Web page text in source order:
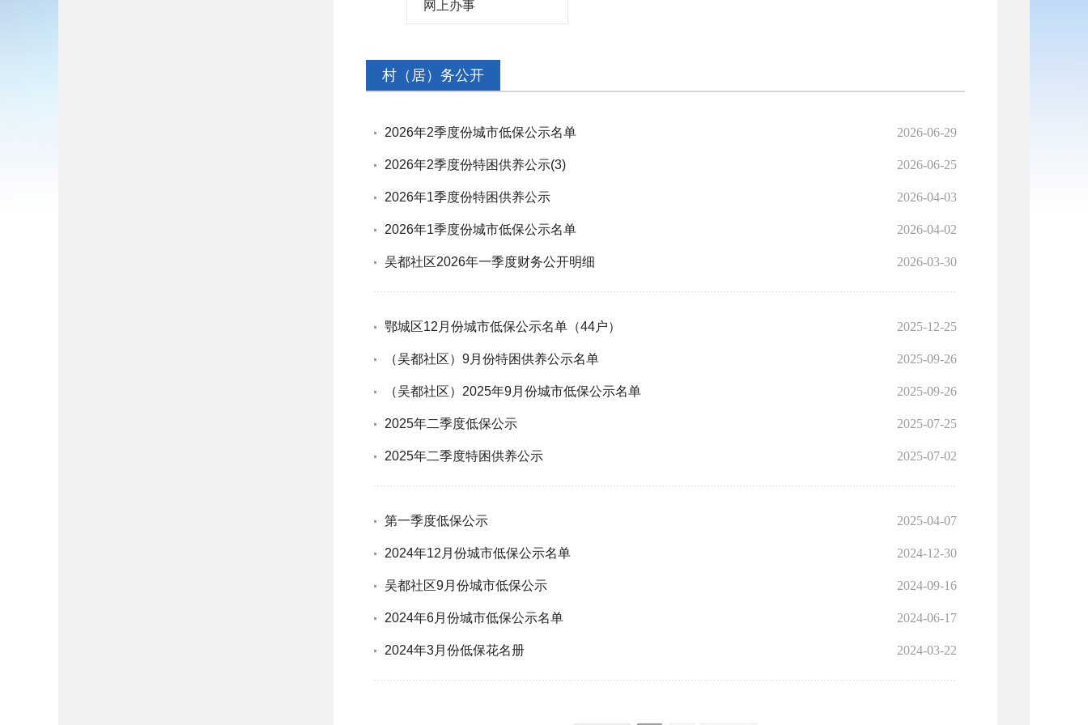
网上办事
村（居）务公开
2026年2季度份城市低保公示名单 2026-06-29
2026年2季度份特困供养公示(3) 2026-06-25
2026年1季度份特困供养公示 2026-04-03
2026年1季度份城市低保公示名单 2026-04-02
吴都社区2026年一季度财务公开明细 2026-03-30
鄂城区12月份城市低保公示名单（44户） 2025-12-25
（吴都社区）9月份特困供养公示名单 2025-09-26
（吴都社区）2025年9月份城市低保公示名单 2025-09-26
2025年二季度低保公示 2025-07-25
2025年二季度特困供养公示 2025-07-02
第一季度低保公示 2025-04-07
2024年12月份城市低保公示名单 2024-12-30
吴都社区9月份城市低保公示 2024-09-16
2024年6月份城市低保公示名单 2024-06-17
2024年3月份低保花名册 2024-03-22